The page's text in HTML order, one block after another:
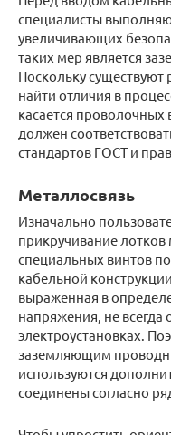
специалисты
увеличивающих
таких мер является
Поскольку
найти отличия в
касается
должен
стандартов ГОСТ и
Металлосвязь
Изначально
прикручивание
специальных винтов
кабельной
выраженная в
напряжения, не всегда
электроустановках.
заземляющим
используются
соединены согласно